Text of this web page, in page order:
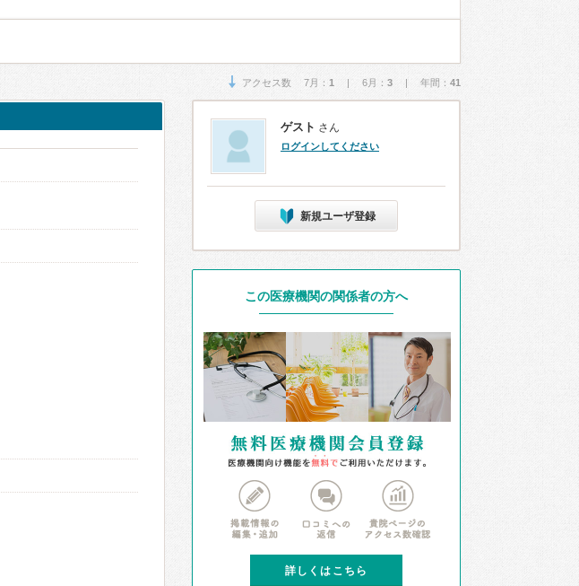
アクセス数 7月： 1 | 6月： 3 | 年間： 41
ゲスト さん
ログインしてください
新規ユーザ登録
この医療機関の関係者の方へ
詳しくはこちら